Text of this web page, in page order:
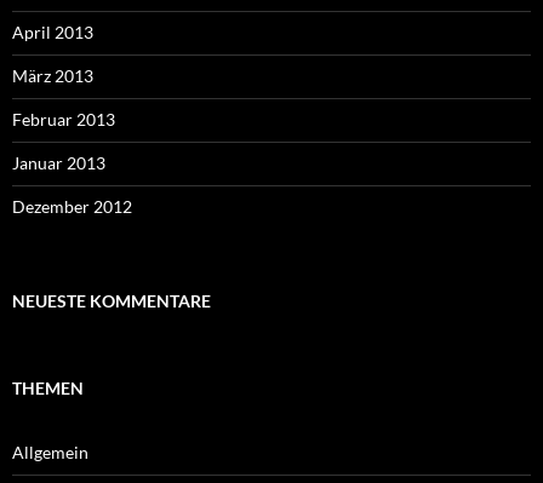
April 2013
März 2013
Februar 2013
Januar 2013
Dezember 2012
NEUESTE KOMMENTARE
THEMEN
Allgemein